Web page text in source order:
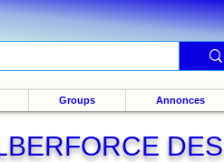
Groups Annonces
DES